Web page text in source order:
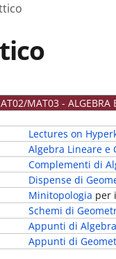
MAT03 - ALGEBRA
Lectures on
Algebra Lineare e
Complementi di
Dispense di
Minitopologia per
Schemi di
Appunti di
Appunti di